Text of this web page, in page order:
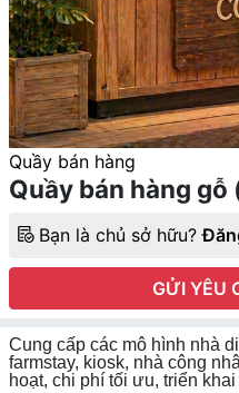
Quầy bán hàng
Quầy bán hàng
Bạn là chủ sở hữu?
GỬI YÊU
Cung cấp các mô hình nhà
farmstay, kiosk, nhà công
hoạt, chi phí tối ưu, triển khai